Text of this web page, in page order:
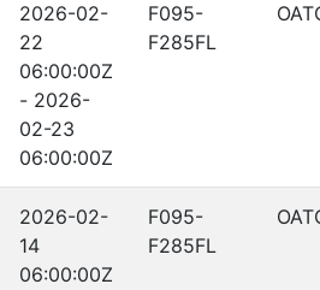
2026-02-
22
06:00:00Z
- 2026-
02-23
06:00:00Z
F095-
F285FL
2026-02-
14
06:00:00Z
F095-
F285FL